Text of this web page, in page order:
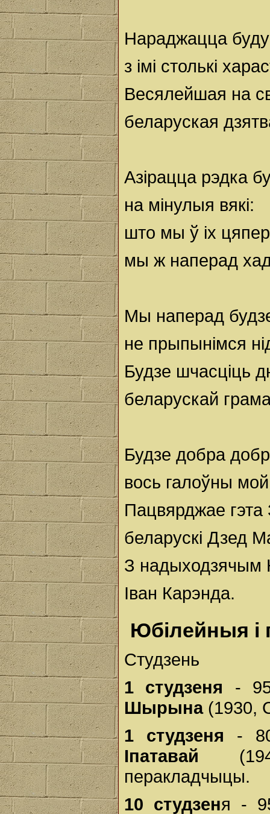
Нараджацца
з імі столькі
Весялейшая на
беларуская
Азірацца рэдка
на мінулыя вякі:
што мы ў іх
мы ж наперад
Мы наперад
не прыпынімся
Будзе шчасціць
беларускай
Будзе добра
вось галоўны
Пацвярджае
беларускі Дзед
З надыходзячым
Іван Карэнда.
Юбілейныя і
Студзень
1 студзеня -
Шырына(1930,
1 студзеня -
Іпатавай
перакладчыцы.
10 студзеня -